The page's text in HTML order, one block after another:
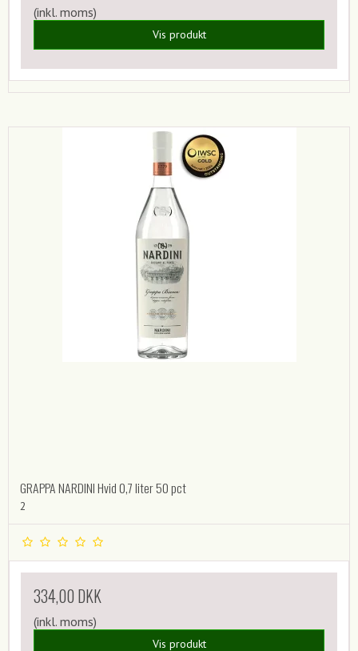
(inkl. moms)
Vis produkt
GRAPPA NARDINI Hvid 0,7 liter 50 pct
2
334,00 DKK
(inkl. moms)
Vis produkt